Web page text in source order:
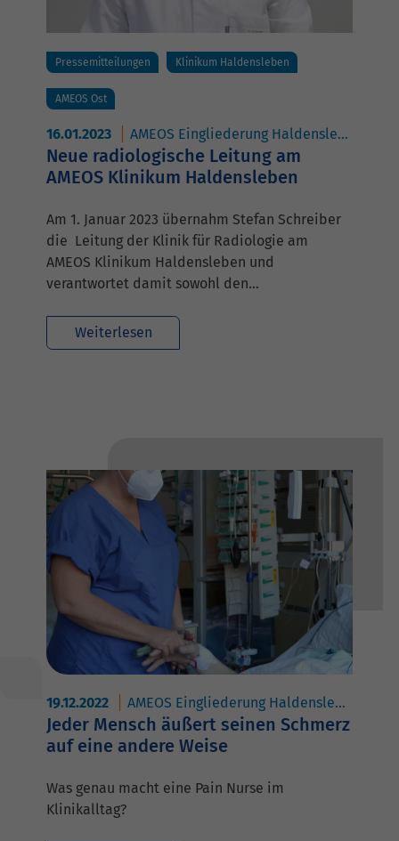
Pressemitteilungen Klinikum Haldensleben
AMEOS Ost
16.01.2023 AMEOS Eingliederung Haldensleben
Neue radiologische Leitung am
AMEOS Klinikum Haldensleben
Am 1. Januar 2023 übernahm Stefan Schreiber
die Leitung der Klinik für Radiologie am
AMEOS Klinikum Haldensleben und
verantwortet damit sowohl den…
Weiterlesen
19.12.2022 AMEOS Eingliederung Haldensleben
Jeder Mensch äußert seinen Schmerz
auf eine andere Weise
Was genau macht eine Pain Nurse im
Klinikalltag?